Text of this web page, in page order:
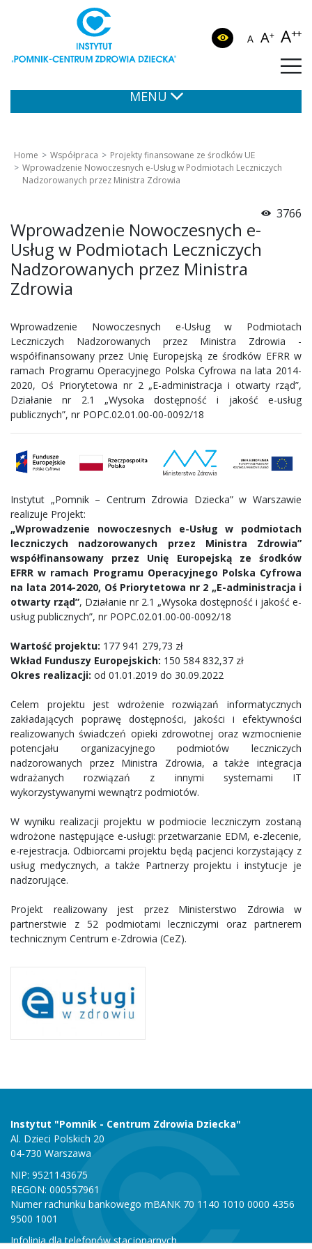
A A+ A++
MENU
Home Współpraca
Projekty finansowane ze środków UE
Wprowadzenie Nowoczesnych e-Usług w Podmiotach Leczniczych
Nadzorowanych przez Ministra Zdrowia
3766
Wprowadzenie Nowoczesnych e-
Usług w Podmiotach Leczniczych
Nadzorowanych przez Ministra
Zdrowia
Wprowadzenie Nowoczesnych e-Usług w Podmiotach
Leczniczych Nadzorowanych przez Ministra Zdrowia -
współfinansowany przez Unię Europejską ze środków EFRR w
ramach Programu Operacyjnego Polska Cyfrowa na lata 2014-
2020, Oś Priorytetowa nr 2 „E-administracja i otwarty rząd”,
Działanie nr 2.1 „Wysoka dostępność i jakość e-usług
publicznych”, nr POPC.02.01.00-00-0092/18
Instytut „Pomnik – Centrum Zdrowia Dziecka” w Warszawie
realizuje Projekt:
„Wprowadzenie nowoczesnych e-Usług w podmiotach
leczniczych nadzorowanych przez Ministra Zdrowia”
współfinansowany przez Unię Europejską ze środków
EFRR w ramach Programu Operacyjnego Polska Cyfrowa
na lata 2014-2020, Oś Priorytetowa nr 2 „E-administracja i
otwarty rząd”, Działanie nr 2.1 „Wysoka dostępność i jakość e-
usług publicznych”, nr POPC.02.01.00-00-0092/18
Wartość projektu: 177 941 279,73 zł
Wkład Funduszy Europejskich: 150 584 832,37 zł
Okres realizacji: od 01.01.2019 do 30.09.2022
Celem projektu jest wdrożenie rozwiązań informatycznych
zakładających poprawę dostępności, jakości i efektywności
realizowanych świadczeń opieki zdrowotnej oraz wzmocnienie
potencjału organizacyjnego podmiotów leczniczych
nadzorowanych przez Ministra Zdrowia, a także integracja
wdrażanych rozwiązań z innymi systemami IT
wykorzystywanymi wewnątrz podmiotów.
W wyniku realizacji projektu w podmiocie leczniczym zostaną
wdrożone następujące e-usługi: przetwarzanie EDM, e-zlecenie,
e-rejestracja. Odbiorcami projektu będą pacjenci korzystający z
usług medycznych, a także Partnerzy projektu i instytucje je
nadzorujące.
Projekt realizowany jest przez Ministerstwo Zdrowia w
partnerstwie z 52 podmiotami leczniczymi oraz partnerem
technicznym Centrum e-Zdrowia (CeZ).
Instytut "Pomnik - Centrum Zdrowia Dziecka"
Al. Dzieci Polskich 20
04-730 Warszawa
NIP: 9521143675
REGON: 000557961
Numer rachunku bankowego mBANK 70 1140 1010 0000 4356
9500 1001
Infolinia dla telefonów stacjonarnych